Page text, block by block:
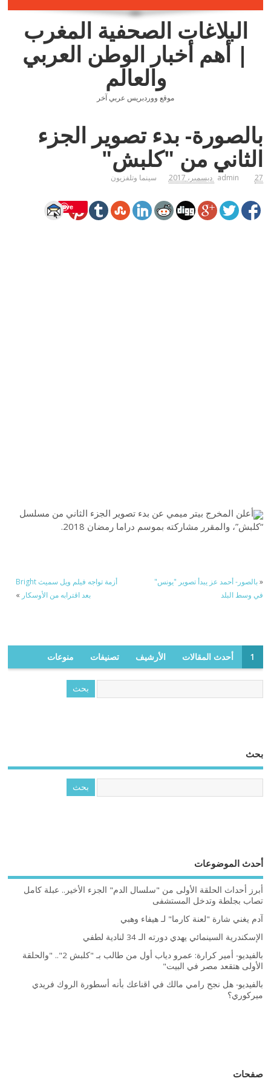
البلاغات الصحفية المغرب
| أهم أخبار الوطن العربي
والعالم
موقع ووردبريس عربي آخر
بالصورة- بدء تصوير الجزء
الثاني من "كلبش"
admin 27 ديسمبر، 2017 سينما وتلفزيون
Save
أعلن المخرج بيتر ميمي عن بدء تصوير الجزء الثاني من مسلسل
“كلبش”، والمقرر مشاركته بموسم دراما رمضان 2018.
«بالصور- أحمد عز يبدأ تصوير "يونس"
في وسط البلد
أزمة تواجه فيلم ويل سميث Bright
بعد اقترابه من الأوسكار »
1 أحدث المقالات الأرشيف تصنيفات منوعات
بحث
أحدث الموضوعات
أبرز أحداث الحلقة الأولى من "سلسال الدم" الجزء الأخير.. عبلة كامل
تصاب بجلطة وتدخل المستشفى
آدم يغني شارة "لعنة كارما" لـ هيفاء وهبي
الإسكندرية السينمائي يهدي دورته الـ 34 لنادية لطفي
بالفيديو- أمير كرارة: عمرو دياب أول من طالب بـ "كلبش 2".. "والحلقة
الأولى هتقعد مصر في البيت"
بالفيديو- هل نجح رامي مالك في اقناعك بأنه أسطورة الروك فريدي
ميركوري؟
صفحات